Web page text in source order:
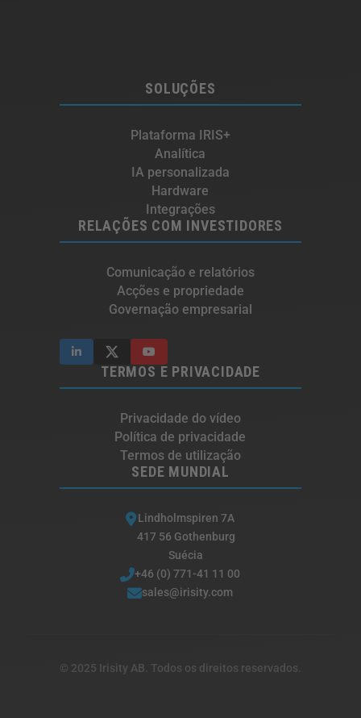
SOLUÇÕES
Plataforma IRIS+
Analítica
IA personalizada
Hardware
Integrações
RELAÇÕES COM INVESTIDORES
Comunicação e relatórios
Acções e propriedade
Governação empresarial
TERMOS E PRIVACIDADE
Privacidade do vídeo
Política de privacidade
Termos de utilização
SEDE MUNDIAL
Lindholmspiren 7A
417 56 Gothenburg
Suécia
+46 (0) 771-41 11 00
sales@irisity.com
© 2025 Irisity AB. Todos os direitos reservados.